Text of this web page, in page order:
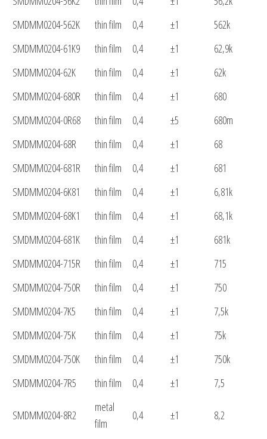
SMDMM0204-562K
thin film 0,4 ±1
562k
SMDMM0204-61K9
thin film 0,4 ±1
62,9k
SMDMM0204-62K
thin film 0,4 ±1
62k
SMDMM0204-680R
thin film 0,4 ±1
680
SMDMM0204-0R68
thin film 0,4 ±5
680m
SMDMM0204-68R
thin film 0,4 ±1
68
SMDMM0204-681R
thin film 0,4 ±1
681
SMDMM0204-6K81
thin film 0,4 ±1
6,81k
SMDMM0204-68K1
thin film 0,4 ±1
68,1k
SMDMM0204-681K
thin film 0,4 ±1
681k
SMDMM0204-715R
thin film 0,4 ±1
715
SMDMM0204-750R
thin film 0,4 ±1
750
SMDMM0204-7K5
thin film 0,4 ±1
7,5k
SMDMM0204-75K
thin film 0,4 ±1
75k
SMDMM0204-750K
thin film 0,4 ±1
750k
SMDMM0204-7R5
thin film 0,4 ±1 7,5
SMDMM0204-8R2
metal
film
0,4 ±1 8,2